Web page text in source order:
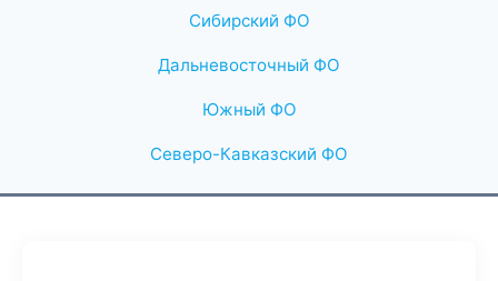
Сибирский ФО
Дальневосточный ФО
Южный ФО
Северо-Кавказский ФО